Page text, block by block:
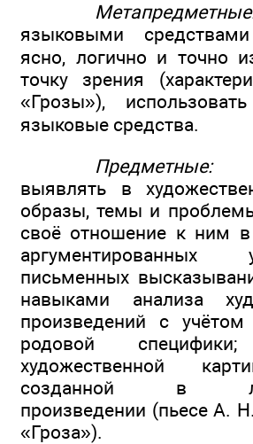
языковыми
ясно, логично и точно
точку зрения
«Грозы»),
языковые средства.
Предметные:
выявлять в
образы, темы и
своё отношение к ним в
письменных
навыками анализа
произведений с
родовой специфики;
художественной
созданной в
произведении (пьесе А.
«Гроза»).